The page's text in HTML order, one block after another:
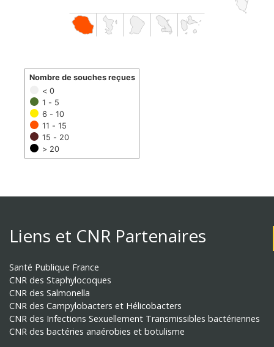
< 0
1 - 5
6 - 10
11 - 15
15 - 20
> 20
Nombre de souches reçues
Liens et CNR Partenaires
Santé Publique France
CNR des Staphylocoques
CNR des Salmonella
CNR des Campylobacters et Hélicobacters
CNR des Infections Sexuellement Transmissibles bactériennes
CNR des bactéries anaérobies et botulisme